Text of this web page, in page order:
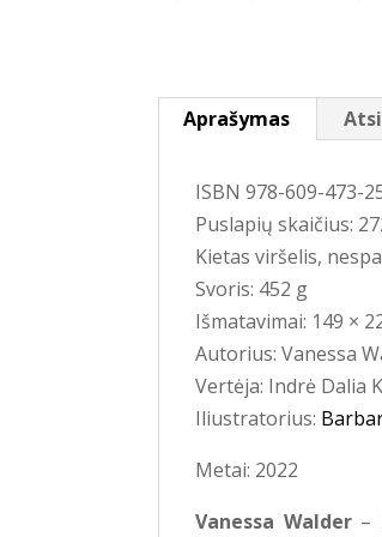
Aprašymas
ISBN 978-609-473-
Puslapių skaičius:
Kietas viršelis,
Svoris: 452 g
Išmatavimai: 149 ×
Autorius: Vanessa
Vertėja: Indrė Dalia
Iliustratorius:
Metai: 2022
Vanessa Walder–